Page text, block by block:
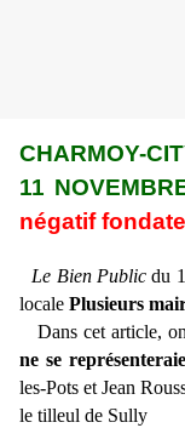
CHARMOY-
11
négatif
Le Bien Publicdu
locale Plusieurs
Dans cet article,
ne se
les-Pots et Jean
le tilleul de Sully